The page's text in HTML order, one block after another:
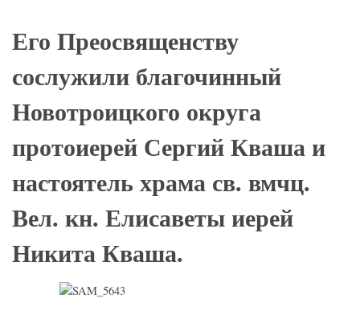
Его Преосвященству
сослужили благочинный
Новотроицкого округа
протоиерей Сергий Кваша и
настоятель храма св. вмчц.
Вел. кн. Елисаветы иерей
Никита Кваша.